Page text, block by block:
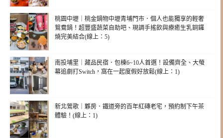
桃園中壢｜桃金鍋物中壢青埔門市．個人也能獨享的輕奢
鴛鴦鍋！超豐盛蔬菜自助吧、現調手搖飲與療癒生乳銅鑼
燒完美結合(線上：5)
南投埔里｜藏品民宿．包棟6~10人首選！設備齊全、大螢
幕追劇打Switch，窩在一起度假好放鬆(線上：1)
新北鶯歌｜夥房．鐵道旁的百年紅磚老宅，預約制下午茶
體驗！(線上：1)